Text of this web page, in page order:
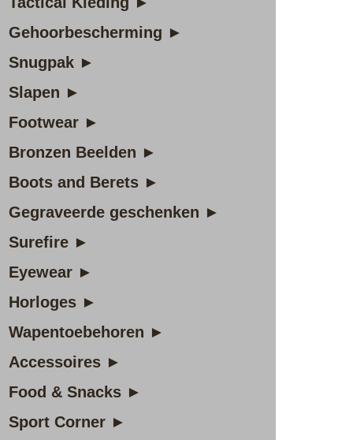
Gehoorbescherming ►
Snugpak ►
Slapen ►
Footwear ►
Bronzen Beelden ►
Boots and Berets ►
Gegraveerde geschenken ►
Surefire ►
Eyewear ►
Horloges ►
Wapentoebehoren ►
Accessoires ►
Food & Snacks ►
Sport Corner ►